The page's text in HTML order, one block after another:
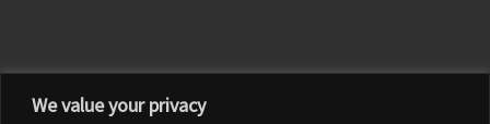
We value your privacy
Facebook